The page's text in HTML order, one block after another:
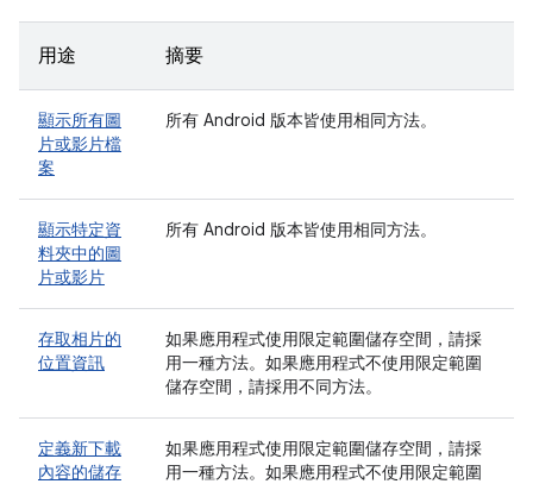
用途 摘要
顯示所有圖
片或影片檔
案
所有 Android 版本皆使用相同方法。
顯示特定資
料夾中的圖
片或影片
所有 Android 版本皆使用相同方法。
存取相片的
位置資訊
如果應用程式使用限定範圍儲存空間，請採
用一種方法。如果應用程式不使用限定範圍
儲存空間，請採用不同方法。
定義新下載
內容的儲存
如果應用程式使用限定範圍儲存空間，請採
用一種方法。如果應用程式不使用限定範圍